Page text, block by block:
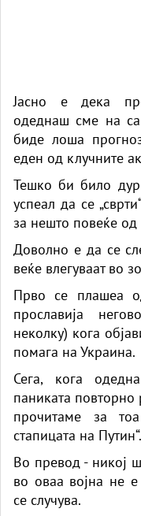
Јасно е дека
одеднаш сме на
биде лоша
еден од клучните
Тешко би било
успеал да се
за нешто повеќе од
Доволно е да се
веќе влегуваат во
Прво се плашеа
прославија
неколку) кога
помага на Украина.
Сега, кога
паниката
прочитаме за
стапицата на Путин“.
Во превод - никој
во оваа војна не
се случува.